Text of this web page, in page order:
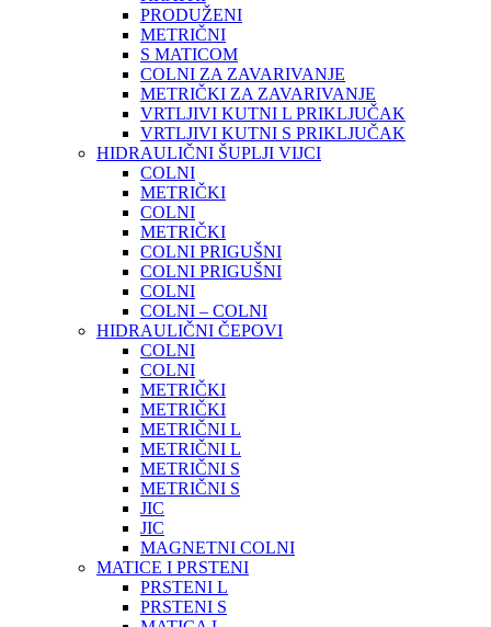
PRODUŽENI
METRIČNI
S MATICOM
COLNI ZA ZAVARIVANJE
METRIČKI ZA ZAVARIVANJE
VRTLJIVI KUTNI L PRIKLJUČAK
VRTLJIVI KUTNI S PRIKLJUČAK
HIDRAULIČNI ŠUPLJI VIJCI
COLNI
METRIČKI
COLNI
METRIČKI
COLNI PRIGUŠNI
COLNI PRIGUŠNI
COLNI
COLNI – COLNI
HIDRAULIČNI ČEPOVI
COLNI
COLNI
METRIČKI
METRIČKI
METRIČNI L
METRIČNI L
METRIČNI S
METRIČNI S
JIC
JIC
MAGNETNI COLNI
MATICE I PRSTENI
PRSTENI L
PRSTENI S